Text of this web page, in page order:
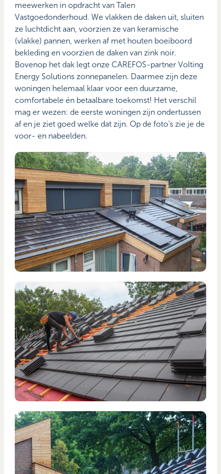
meewerken in opdracht van Talen
Vastgoedonderhoud. We vlakken de daken uit, sluiten
ze luchtdicht aan, voorzien ze van keramische
(vlakke) pannen, werken af met houten boeiboord
bekleding en voorzien de daken van zink noir.
Bovenop het dak legt onze CAREFOS-partner Volting
Energy Solutions zonnepanelen. Daarmee zijn deze
woningen helemaal klaar voor een duurzame,
comfortabele én betaalbare toekomst! Het verschil
mag er wezen: de eerste woningen zijn ondertussen
af en je ziet goed welke dat zijn. Op de foto’s zie je de
voor- en nabeelden.